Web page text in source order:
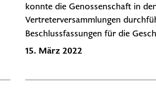
15. März 2022
konnte die Genossenschaft in
Vertreterversammlungen
Beschlussfassungen für die